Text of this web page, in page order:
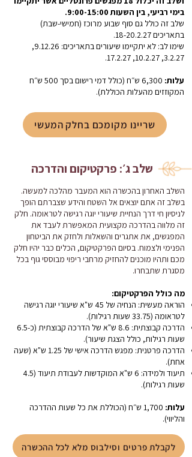
בימי רביעי, בין השעות 9:00-15:00.
שלב זה כולל גם סוף שבוע מרוכז (חמישי-שבת)
בתאריכים18-20.2.27
.
שימו לב: לא יתקיימו שיעורים בתאריכים: 9.12.26,
3.2.27, 10.2.27, 17.2.27.
עלות:
6,300 ש״ח (כולל דמי רישום בסך 500 ש״ח
המקוזזים מהעלות הכוללת).
שריינו מקומכם בחלק המעשי
שלב ג׳: פרקטיקום והדרכה
השלב האחרון בהכשרה הוא המעבר מהלכה למעשה.
בשלב זה אתם יוצאים אל השטח והידע שצברתם הופך
לניסיון חי דרך הנחיית שיעורי יוגה רגישה לטראומה. חלק
זה מלווה בהדרכה מקצועית המאפשרת לעבד את
המפגשים, את אתגרים והשאלות ולחזק את הביטחון
הפנימי ולצמוח. בסיום הפרקטיקום, הכלים כבר יהיו חלק
מכם ותהיו מוכנים להחזיק מרחבי ריפוי מבוססי גוף בכל
מסגרת שתבחרו.
מה כולל הפרקטיקום:
הוראה מעשית: הנחיה של 45 ש"א שיעורי יוגה רגישה
לטראומה (33.75 שעות רגילות).
הדרכה קבוצתית: 8.6 ש"א של הדרכה קבוצתית (כ-6.5
שעות רגילות, כולל הצגת שיעור).
הדרכה פרטנית: מפגש הדרכה אישי של 1.25 ש"א (שעה
אחת).
תיעוד ולמידה: 6 ש"א המוקדשות לעבודת תיעוד (4.5
שעות רגילות).
עלות:
1,700 ש״ח (הכוללת את כל שעות ההדרכה
והליווי).
לקבלת פרטים וסילבוס מלא לכל ההכשרה